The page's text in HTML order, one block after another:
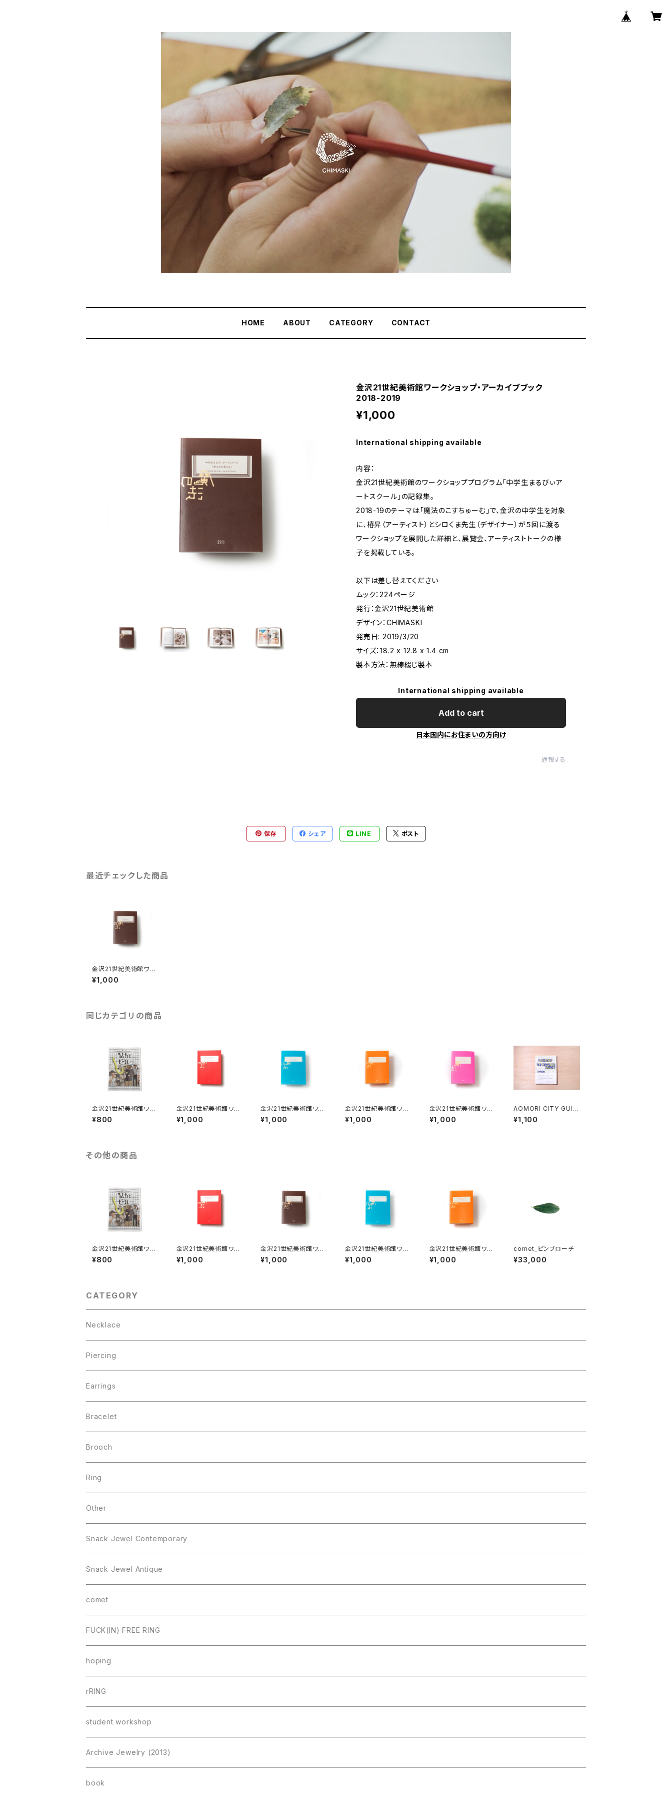
HOME ABOUT CATEGORY CONTACT
金沢21世紀美術館ワークショップ・アーカイブブック
2018-2019
¥1,000
International shipping available
内容：
金沢21世紀美術館のワークショッププログラム「中学生まるびぃア
ートスクール」の記録集。
2018-19のテーマは「魔法のこすちゅーむ」で、金沢の中学生を対象
に、椿昇（アーティスト）とシロくま先生（デザイナー）が５回に渡る
ワークショップを展開した詳細と、展覧会、アーティストトークの様
子を掲載している。
以下は差し替えてください
ムック：224ページ
発行：金沢21世紀美術館
デザイン：CHIMASKI
発売日: 2019/3/20
サイズ：18.2 x 12.8 x 1.4 cm
製本方法：無線綴じ製本
International shipping available
Add to cart
日本国内にお住まいの方向け
通報する
保存 シェア LINE ポスト
最近チェックした商品
金沢21世紀美術館ワー
クショップ・アーカイブ
ブック 2018-2019
¥1,000
同じカテゴリの商品
金沢21世紀美術館ワー
クショップ・アーカイブ
ブック 2023-2024
¥800
金沢21世紀美術館ワー
クショップ・アーカイブ
ブック 2021-2022
¥1,000
金沢21世紀美術館ワー
クショップ・アーカイブ
ブック 2019-2020
¥1,000
金沢21世紀美術館ワー
クショップ・アーカイブ
ブック 2017-2018
¥1,000
金沢21世紀美術館ワー
クショップ・アーカイブ
ブック 2016-2017
¥1,000
AOMORI CITY GUID
E BOOK
¥1,100
その他の商品
金沢21世紀美術館ワー
クショップ・アーカイブ
ブック 2023-2024
¥800
金沢21世紀美術館ワー
クショップ・アーカイブ
ブック 2021-2022
¥1,000
金沢21世紀美術館ワー
クショップ・アーカイブ
ブック 2018-2019
¥1,000
金沢21世紀美術館ワー
クショップ・アーカイブ
ブック 2019-2020
¥1,000
金沢21世紀美術館ワー
クショップ・アーカイブ
ブック 2017-2018
¥1,000
comet_ピンブローチ
¥33,000
CATEGORY
Necklace
Piercing
Earrings
Bracelet
Brooch
Ring
Other
Snack Jewel Contemporary
Snack Jewel Antique
comet
FUCK(IN) FREE RING
hoping
rRING
student workshop
Archive Jewelry (2013)
book